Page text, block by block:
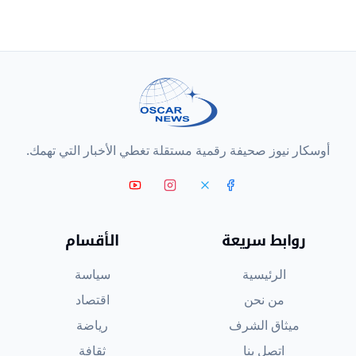
أوسكار نيوز صحيفة رقمية مستقلة تغطي الأخبار التي تهمك.
روابط سريعة
الرئيسية
من نحن
ميثاق الشرف
اتصل بنا
الأقسام
سياسة
اقتصاد
رياضة
ثقافة